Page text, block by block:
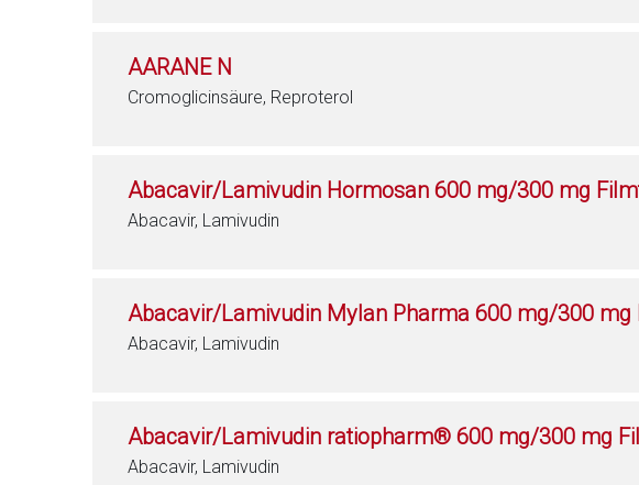
AARANE N
Cromoglicinsäure, Reproterol
Abacavir/Lamivudin Hormosan 600 mg/300 mg
Abacavir, Lamivudin
Abacavir/Lamivudin Mylan Pharma 600 mg/300 mg
Abacavir, Lamivudin
Abacavir/Lamivudin ratiopharm® 600 mg/300 mg
Abacavir, Lamivudin